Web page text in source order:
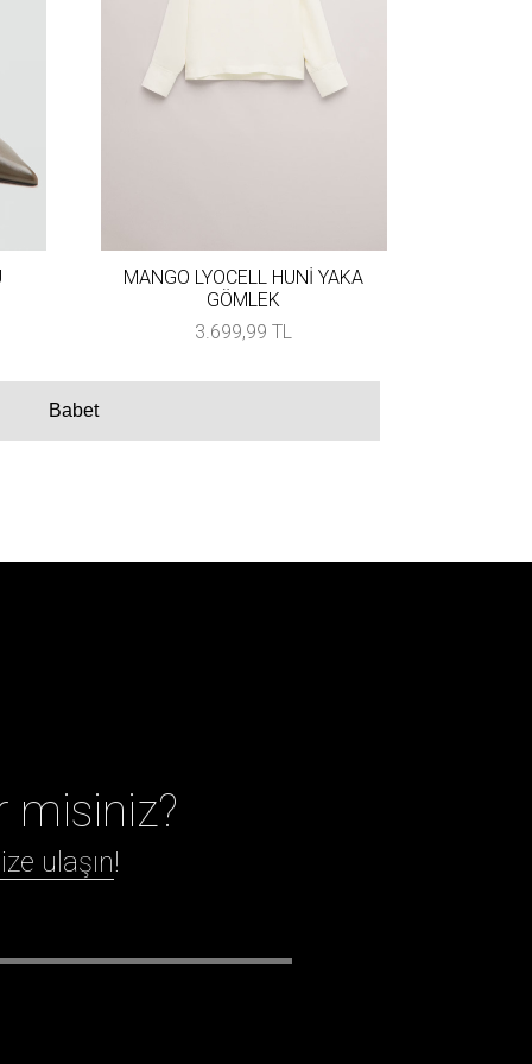
MANGO LYOCELL HUNİ YAKA
GÖMLEK
3.699,99 TL
Babet
misiniz?
ulaşın!